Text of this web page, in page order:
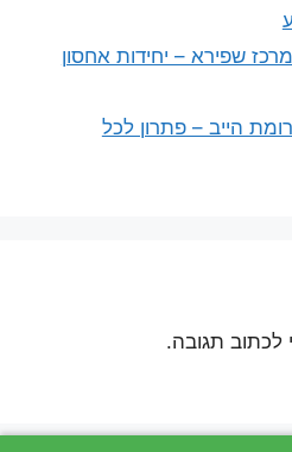
שפירא – יחידות אחסון
הייב – פתרון לכל
לכתוב תגובה.